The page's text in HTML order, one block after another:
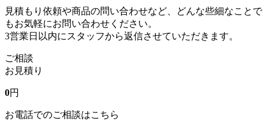
見積もり依頼や商品の問い合わせなど、どんな些細なことで
もお気軽にお問い合わせください。
3営業日以内にスタッフから返信させていただきます。
ご相談
お見積り
0円
お電話でのご相談はこちら